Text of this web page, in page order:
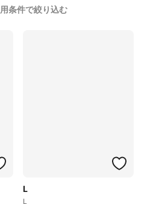
条件で絞り込む
L
L